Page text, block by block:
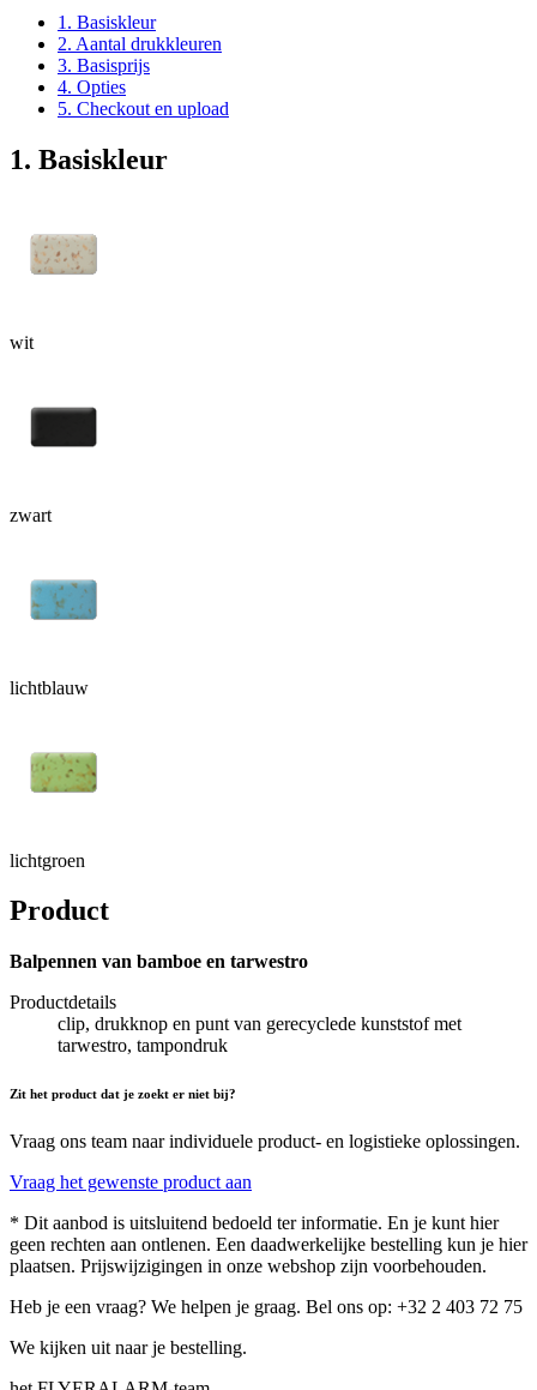
1. Basiskleur
2. Aantal drukkleuren
3. Basisprijs
4. Opties
5. Checkout en upload
1. Basiskleur
wit
zwart
lichtblauw
lichtgroen
Product
Balpennen van bamboe en tarwestro
Productdetails
clip, drukknop en punt van gerecyclede kunststof met
tarwestro, tampondruk
Zit het product dat je zoekt er niet bij?
Vraag ons team naar individuele product- en logistieke oplossingen.
Vraag het gewenste product aan
* Dit aanbod is uitsluitend bedoeld ter informatie. En je kunt hier
geen rechten aan ontlenen. Een daadwerkelijke bestelling kun je hier
plaatsen. Prijswijzigingen in onze webshop zijn voorbehouden.
Heb je een vraag? We helpen je graag. Bel ons op: +32 2 403 72 75
We kijken uit naar je bestelling.